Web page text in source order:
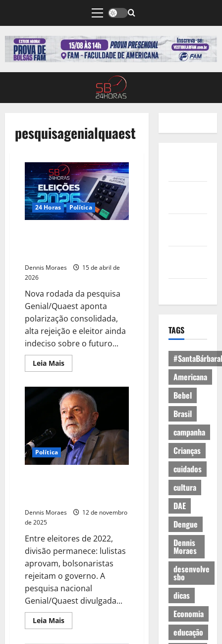
pesquisagenialquaest
24 Horas Política
Dennis Moraes
15 de abril de
2026
Nova rodada da pesquisa
Genial/Quaest aponta
polarização consolidada,
alta rejeição e eleitor ainda
indeciso sobre o futuro...
Leia Mais
Política
Dennis Moraes
12 de novembro
de 2025
Entre eleitores de 2022,
divisão permanece: lulistas
aprovam, bolsonaristas
rejeitam o governo. A
pesquisa nacional
Genial/Quaest divulgada...
Leia Mais
TAGS
Americana
Bebel
Brasil
campanha
Crianças
cuidados
cultura
DAE
Dengue
Dennis
Moraes
desenvolve
sbo
dicas
Economia
educação